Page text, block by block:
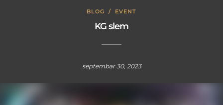
BLOG / EVENT
KG slem
septembar 30, 2023